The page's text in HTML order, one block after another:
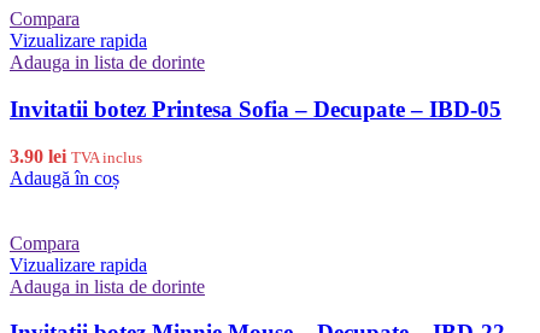
Compara
Vizualizare rapida
Adauga in lista de dorinte
Invitatii botez Printesa Sofia – Decupate – IBD-05
3.90 lei TVA inclus
Adaugă în coș
Compara
Vizualizare rapida
Adauga in lista de dorinte